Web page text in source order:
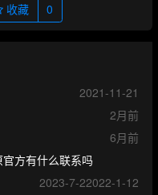
收藏 0
2021-11-21
2月前
6月前
方有什么联系吗
2022-1-12
2023-7-2